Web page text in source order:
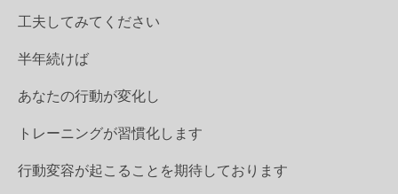
工夫してみてください
半年続けば
あなたの行動が変化し
トレーニングが習慣化します
行動変容が起こることを期待しております